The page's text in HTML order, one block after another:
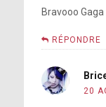
Bravooo Gaga
RÉPONDRE
20